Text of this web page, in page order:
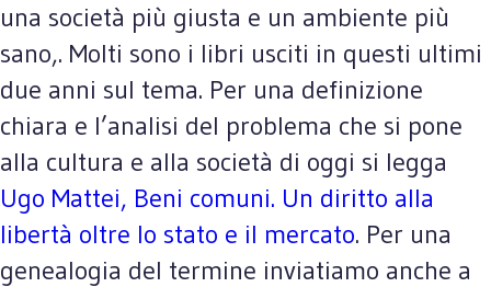
una società più giusta e un ambiente più
sano,. Molti sono i libri usciti in questi ultimi
due anni sul tema. Per una definizione
chiara e l’analisi del problema che si pone
alla cultura e alla società di oggi si legga
Ugo Mattei, Beni comuni. Un diritto alla
libertà oltre lo stato e il mercato. Per una
genealogia del termine inviatiamo anche a